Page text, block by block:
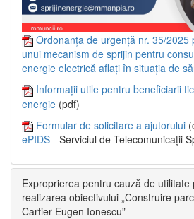
Ordonanța de urgență nr. 35/2025
unui mecanism de sprijin pentru
energie electrică aflați în situația de
Informații utile pentru beneficiarii
energie (pdf)
Formular de solicitare a ajutorului
ePIDS - Serviciul de Telecomunicații
Exproprierea pentru cauză de utilitate
realizarea obiectivului „Construire
Cartier Eugen Ionescu”